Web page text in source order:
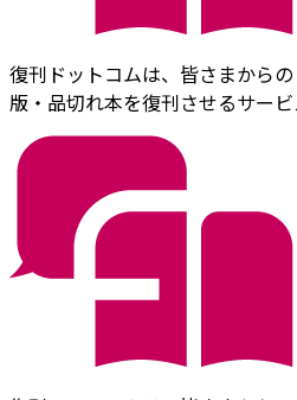
復刊ドットコムは、皆さまから
版・品切れ本を復刊させるサービ